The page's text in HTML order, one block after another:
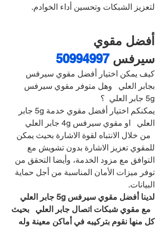
لتعزيز الشبكات وتحسين أداء الخوادم.
أفضل مقوي
سيرفس 50994997
كيف يمكن اختيار أفضل مقوي سيرفس
بجابر العلي   وهل متوفر مقوي سيرفس
5g جابر العلي  ؟
يمكنكم اختيار أفضل مقوي خدمة 5g جابر
العلي   او مقوي سيرفس 4g جابر العلي
من خلال الانتباه لقوة الاشارة بحيث يمكن
للمقوي تعزيز الاشارة بدون تشويش مع
التوافق مع مزود الخدمة، وأيضا التحقق من
توفر ميزات الأمان المناسبة من أجل حماية
البيانات.
لدينا أفضل مقوي سيرفس 5g جابر العلي
مع مقوي شبكات اتصال جابر العلي   بحيث
كل منها نقوم بتركيبه في أماكن معينة وله